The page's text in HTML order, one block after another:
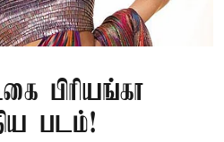
பிரியங்கா
படம்!